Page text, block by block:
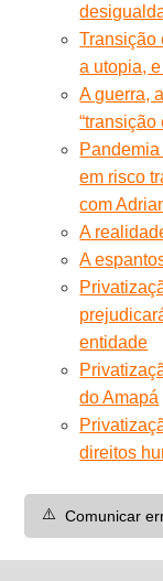
Transição
a utopia,
A guerra,
“transição
em risco
com
A
A
entidade
do Amapá
direitos
⚠️ Comunicar